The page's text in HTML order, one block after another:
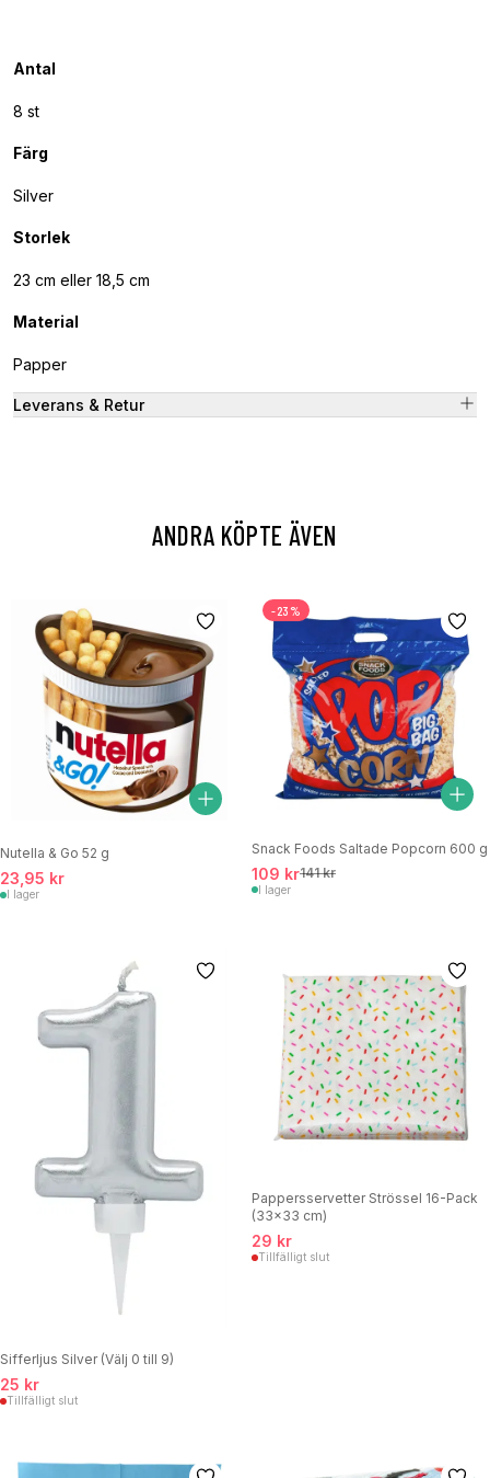
Antal
8 st
Färg
Silver
Storlek
23 cm eller 18,5 cm
Material
Papper
Leverans & Retur
ANDRA KÖPTE ÄVEN
Nutella & Go 52 g
23,95 kr
I lager
-23%
Snack Foods Saltade Popcorn 600 g
109 kr141 kr
I lager
Sifferljus Silver (Välj 0 till 9)
25 kr
Tillfälligt slut
Pappersservetter Strössel 16-Pack
(33x33 cm)
29 kr
Tillfälligt slut